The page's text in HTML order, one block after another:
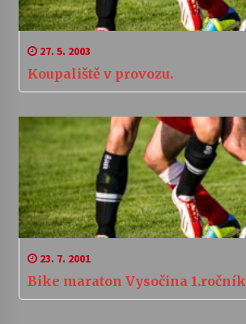
27. 5. 2003
Koupaliště v provozu.
23. 7. 2001
Bike maraton Vysočina 1.ročník